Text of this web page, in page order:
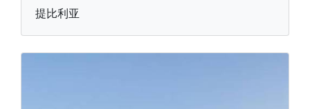
提比利亚